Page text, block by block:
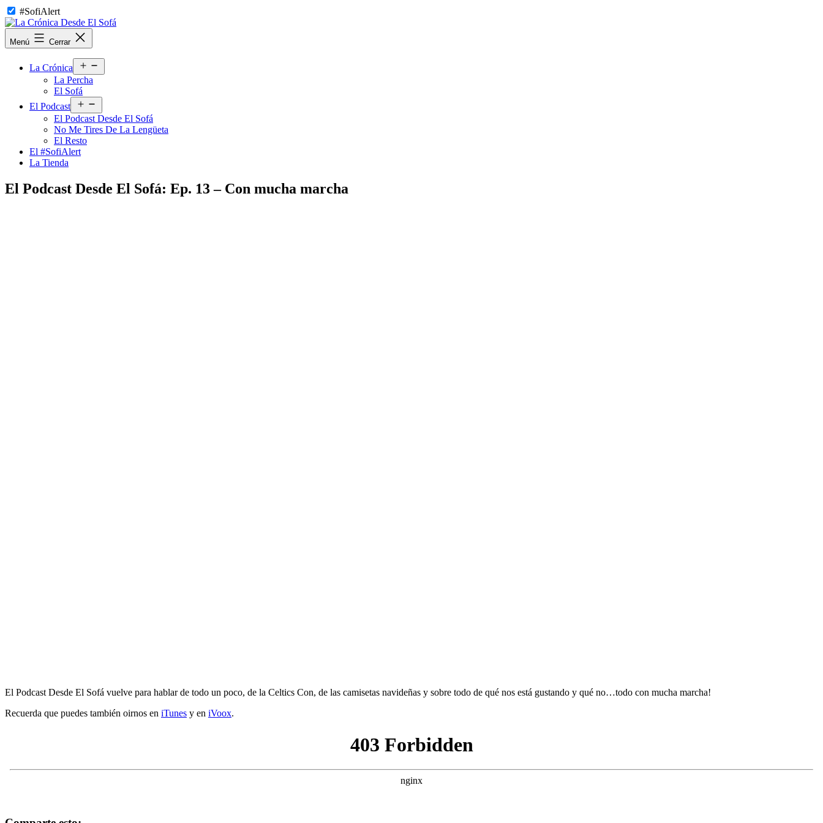
Saltar
al
contenido
#SofiAlert
La
Crónica
Menú Cerrar
La Crónica
el
La Percha
El Sofá
El Podcast
el
menú
El Podcast Desde El Sofá
No Me Tires De La Lengüeta
El Resto
El #SofiAlert
La Tienda
El Podcast Desde El Sofá: Ep. 13 – Con mucha marcha
El Podcast Desde El Sofá vuelve para hablar de todo un poco, de la Celtics Con, de las camisetas navideñas y sobre todo de qué nos está gustando y qué no…todo con mucha marcha!
Recuerda que puedes también oirnos en iTunes y en iVoox.